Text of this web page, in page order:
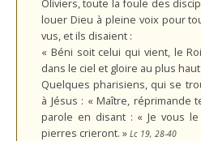
Oliviers, toute la foule des
louer Dieu à pleine voix pour
vus, et ils disaient :
« Béni soit celui qui vient, le
dans le ciel et gloire au plus
Quelques pharisiens, qui se
à Jésus : « Maître, réprimande
parole en disant : « Je vous
pierres crieront. » Lc 19, 28-40